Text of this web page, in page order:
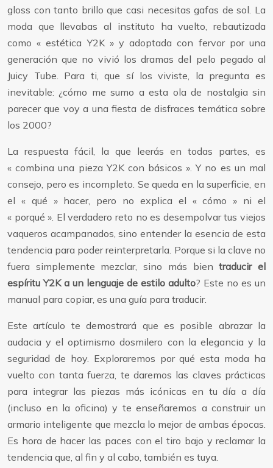
gloss con tanto brillo que casi necesitas gafas de sol. La
moda que llevabas al instituto ha vuelto, rebautizada
como « estética Y2K » y adoptada con fervor por una
generación que no vivió los dramas del pelo pegado al
Juicy Tube. Para ti, que sí los viviste, la pregunta es
inevitable: ¿cómo me sumo a esta ola de nostalgia sin
parecer que voy a una fiesta de disfraces temática sobre
los 2000?
La respuesta fácil, la que leerás en todas partes, es
« combina una pieza Y2K con básicos ». Y no es un mal
consejo, pero es incompleto. Se queda en la superficie, en
el « qué » hacer, pero no explica el « cómo » ni el
« porqué ». El verdadero reto no es desempolvar tus viejos
vaqueros acampanados, sino entender la esencia de esta
tendencia para poder reinterpretarla. Porque si la clave no
fuera simplemente mezclar, sino más bientraducir el
espíritu Y2K a un lenguaje de estilo adulto? Este no es un
manual para copiar, es una guía para traducir.
Este artículo te demostrará que es posible abrazar la
audacia y el optimismo dosmilero con la elegancia y la
seguridad de hoy. Exploraremos por qué esta moda ha
vuelto con tanta fuerza, te daremos las claves prácticas
para integrar las piezas más icónicas en tu día a día
(incluso en la oficina) y te enseñaremos a construir un
armario inteligente que mezcla lo mejor de ambas épocas.
Es hora de hacer las paces con el tiro bajo y reclamar la
tendencia que, al fin y al cabo, también es tuya.